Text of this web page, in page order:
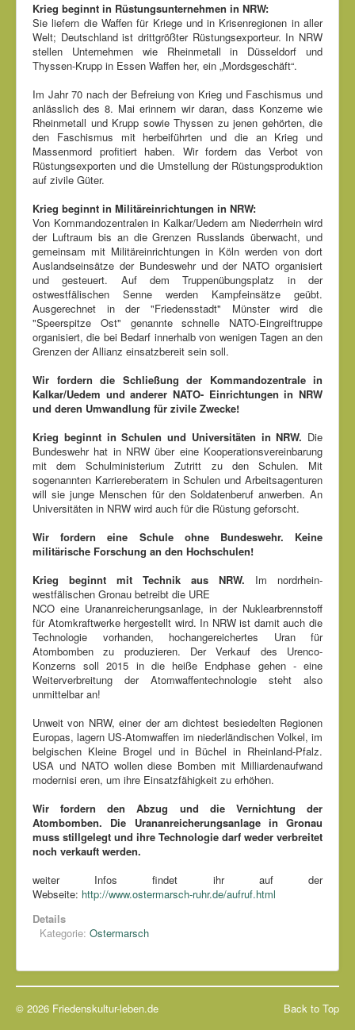
Krieg beginnt in Rüstungsunternehmen in NRW:
Sie liefern die Waffen für Kriege und in Krisenregionen in aller
Welt; Deutschland ist drittgrößter Rüstungsexporteur. In NRW
stellen Unternehmen wie Rheinmetall in Düsseldorf und
Thyssen-Krupp in Essen Waffen her, ein „Mordsgeschäft“.
Im Jahr 70 nach der Befreiung von Krieg und Faschismus und
anlässlich des 8. Mai erinnern wir daran, dass Konzerne wie
Rheinmetall und Krupp sowie Thyssen zu jenen gehörten, die
den Faschismus mit herbeiführten und die an Krieg und
Massenmord profitiert haben. Wir fordern das Verbot von
Rüstungsexporten und die Umstellung der Rüstungsproduktion
auf zivile Güter.
Krieg beginnt in Militäreinrichtungen in NRW:
Von Kommandozentralen in Kalkar/Uedem am Niederrhein wird
der Luftraum bis an die Grenzen Russlands überwacht, und
gemeinsam mit Militäreinrichtungen in Köln werden von dort
Auslandseinsätze der Bundeswehr und der NATO organisiert
und gesteuert. Auf dem Truppenübungsplatz in der
ostwestfälischen Senne werden Kampfeinsätze geübt.
Ausgerechnet in der "Friedensstadt" Münster wird die
"Speerspitze Ost" genannte schnelle NATO-Eingreiftruppe
organisiert, die bei Bedarf innerhalb von wenigen Tagen an den
Grenzen der Allianz einsatzbereit sein soll.
Wir fordern die Schließung der Kommandozentrale in
Kalkar/Uedem und anderer NATO- Einrichtungen in NRW
und deren Umwandlung für zivile Zwecke!
Krieg beginnt in Schulen und Universitäten in NRW. Die
Bundeswehr hat in NRW über eine Kooperationsvereinbarung
mit dem Schulministerium Zutritt zu den Schulen. Mit
sogenannten Karriereberatern in Schulen und Arbeitsagenturen
will sie junge Menschen für den Soldatenberuf anwerben. An
Universitäten in NRW wird auch für die Rüstung geforscht.
Wir fordern eine Schule ohne Bundeswehr. Keine
militärische Forschung an den Hochschulen!
Krieg beginnt mit Technik aus NRW. Im nordrhein-
westfälischen Gronau betreibt die URE
NCO eine Urananreicherungsanlage, in der Nuklearbrennstoff
für Atomkraftwerke hergestellt wird. In NRW ist damit auch die
Technologie vorhanden, hochangereichertes Uran für
Atombomben zu produzieren. Der Verkauf des Urenco-
Konzerns soll 2015 in die heiße Endphase gehen - eine
Weiterverbreitung der Atomwaffentechnologie steht also
unmittelbar an!
Unweit von NRW, einer der am dichtest besiedelten Regionen
Europas, lagern US-Atomwaffen im niederländischen Volkel, im
belgischen Kleine Brogel und in Büchel in Rheinland-Pfalz.
USA und NATO wollen diese Bomben mit Milliardenaufwand
modernisi eren, um ihre Einsatzfähigkeit zu erhöhen.
Wir fordern den Abzug und die Vernichtung der
Atombomben. Die Urananreicherungsanlage in Gronau
muss stillgelegt und ihre Technologie darf weder verbreitet
noch verkauft werden.
weiter Infos findet ihr auf der
Webseite: http://www.ostermarsch-ruhr.de/aufruf.html
Details
Kategorie: Ostermarsch
Back to Top
© 2026 Friedenskultur-leben.de